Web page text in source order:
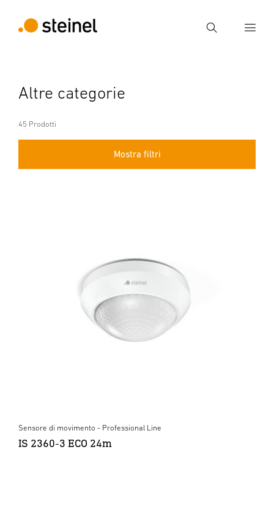
Ricerca
Ricerca
Altre categorie
45 Prodotti
Mostra filtri
Sensore di movimento - Professional Line
IS 2360-3 ECO 24m